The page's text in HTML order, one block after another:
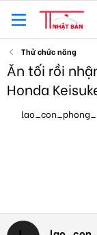
Thử chức năng
Ăn tối rồi
Honda
h
r
t
lao_con_phong_